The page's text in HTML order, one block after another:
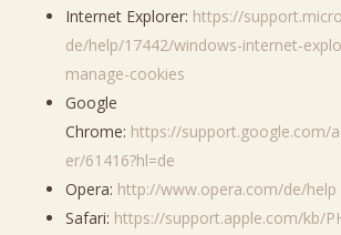
Internet Explorer: https://
de/help/17442/windows-internet-
manage-cookies
Google
Chrome: https://support.google.com/
er/61416?hl=de
Opera: http://www.opera.com/de/help
Safari: https://support.apple.com/kb/